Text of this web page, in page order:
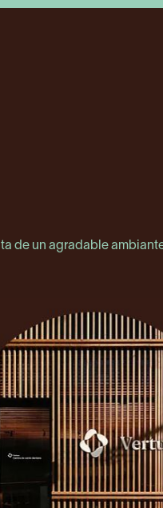
de un agradable